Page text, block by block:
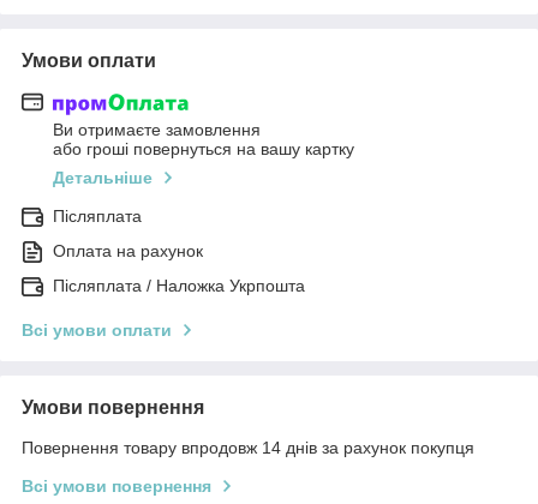
Умови оплати
Ви отримаєте замовлення
або гроші повернуться на вашу картку
Детальніше
Післяплата
Оплата на рахунок
Післяплата / Наложка Укрпошта
Всі умови оплати
Умови повернення
Повернення товару впродовж 14 днів за рахунок покупця
Всі умови повернення